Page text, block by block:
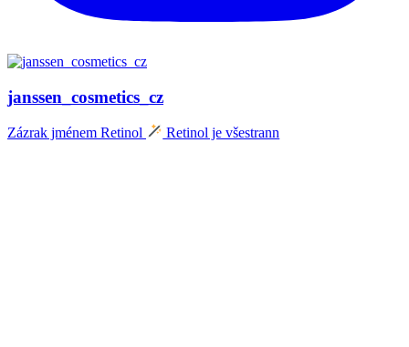
janssen_cosmetics_cz
Zázrak jménem Retinol Retinol je všestrann